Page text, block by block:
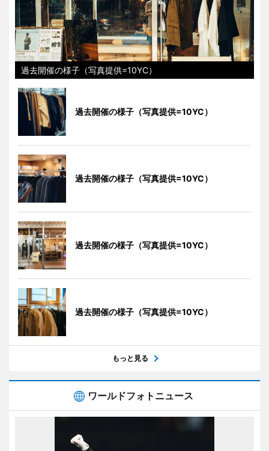
過去開催の様子（写真提供=10YC）
過去開催の様子（写真提供=10YC）
過去開催の様子（写真提供=10YC）
過去開催の様子（写真提供=10YC）
過去開催の様子（写真提供=10YC）
もっと見る
ワールドフォトニュース